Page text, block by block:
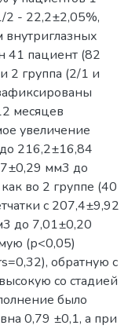
2 - 22,2±2,05%,
внутриглазных
41 пациент (82
2 группа (2/1 и
месяцев
увеличение
216,2±16,84
мм3 до
во 2 группе (40
с 207,4±9,92
до 7,01±0,20
(р<0,05)
обратную с
со стадией
было
0,79 ±0,1, а при